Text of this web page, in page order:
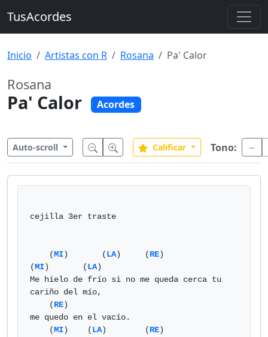
TusAcordes
Inicio Artistas con R Rosana Pa' Calor
Rosana
Pa' Calor Acordes
Auto-scroll Calificar Tono:
cejilla 3er traste
    (
MI)       (LA)     (RE)
(MI)       (LA)
Me hielo de frío si no me queda cerca tu
cariño del mío,
    (
RE)
me quedo en el vacío.
    (
MI)    (LA)        (RE)